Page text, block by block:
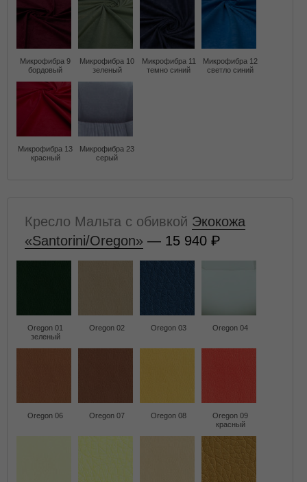
Микрофибра 9
бордовый
Микрофибра 10
зеленый
Микрофибра 11
темно синий
Микрофибра 12
светло синий
Микрофибра 13
красный
Микрофибра 23
серый
Кресло Мальта с обивкой Экокожа
«Santorini/Oregon» — 15 940
Oregon 01
зеленый
Oregon 02 Oregon 03 Oregon 04
Oregon 06 Oregon 07 Oregon 08
Oregon 09
красный